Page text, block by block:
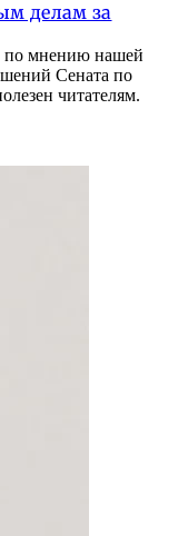
делам за
по мнению нашей
Сената по
читателям.